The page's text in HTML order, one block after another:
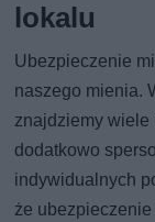
lokalu
Ubezpieczenie
naszego mienia.
znajdziemy wiele
dodatkowo
indywidualnych
że